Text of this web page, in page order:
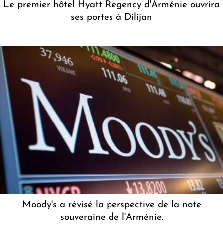
Le premier hôtel Hyatt Regency d'Arménie ouvrira
ses portes à Dilijan
Moody's a révisé la perspective de la note
souveraine de l'Arménie.